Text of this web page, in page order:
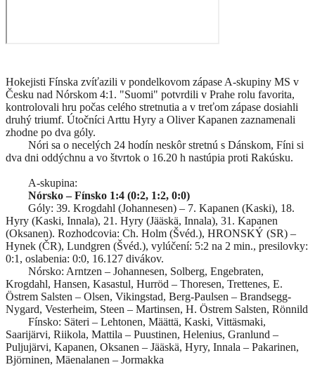
Hokejisti Fínska zvíťazili v pondelkovom zápase A-skupiny MS v
Česku nad Nórskom 4:1. "Suomi" potvrdili v Prahe rolu favorita,
kontrolovali hru počas celého stretnutia a v treťom zápase dosiahli
druhý triumf. Útočníci Arttu Hyry a Oliver Kapanen zaznamenali
zhodne po dva góly.
Nóri sa o necelých 24 hodín neskôr stretnú s Dánskom, Fíni si
dva dni oddýchnu a vo štvrtok o 16.20 h nastúpia proti Rakúsku.
A-skupina:
Nórsko – Fínsko 1:4 (0:2, 1:2, 0:0)
Góly: 39. Krogdahl (Johannesen) – 7. Kapanen (Kaski), 18.
Hyry (Kaski, Innala), 21. Hyry (Jääskä, Innala), 31. Kapanen
(Oksanen). Rozhodcovia: Ch. Holm (Švéd.), HRONSKÝ (SR) –
Hynek (ČR), Lundgren (Švéd.), vylúčení: 5:2 na 2 min., presilovky:
0:1, oslabenia: 0:0, 16.127 divákov.
Nórsko: Arntzen – Johannesen, Solberg, Engebraten,
Krogdahl, Hansen, Kasastul, Hurröd – Thoresen, Trettenes, E.
Östrem Salsten – Olsen, Vikingstad, Berg-Paulsen – Brandsegg-
Nygard, Vesterheim, Steen – Martinsen, H. Östrem Salsten, Rönnild
Fínsko: Säteri – Lehtonen, Määttä, Kaski, Vittäsmaki,
Saarijärvi, Riikola, Mattila – Puustinen, Helenius, Granlund –
Puljujärvi, Kapanen, Oksanen – Jääskä, Hyry, Innala – Pakarinen,
Björninen, Mäenalanen – Jormakka